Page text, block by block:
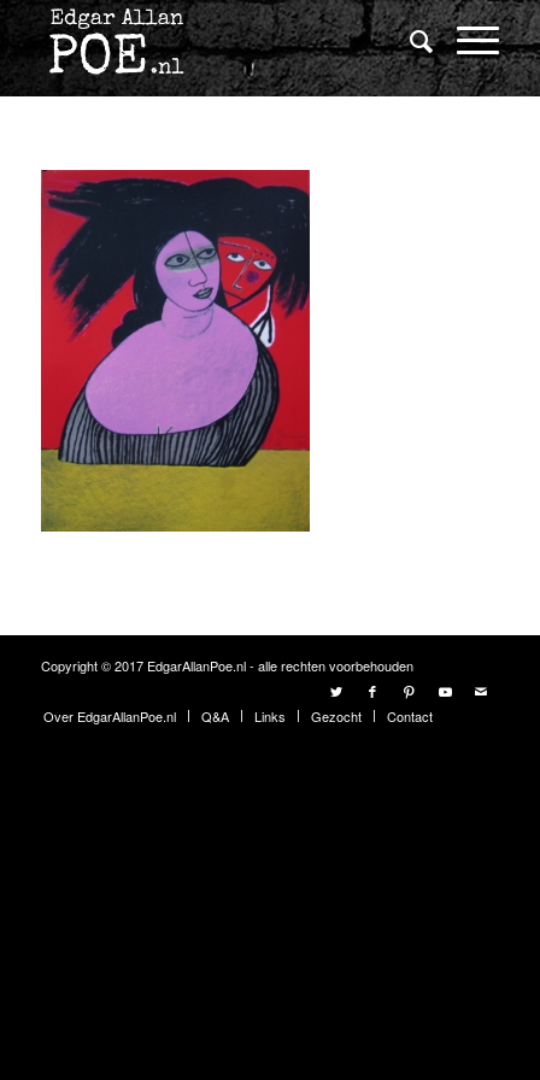
Copyright © 2017 EdgarAllanPoe.nl - alle rechten voorbehouden
Over EdgarAllanPoe.nl Q&A Links Gezocht Contact